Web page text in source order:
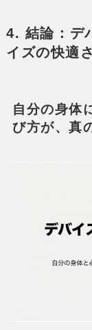
4. 結論：デ
イズの快適
自分の身体
び方が、真